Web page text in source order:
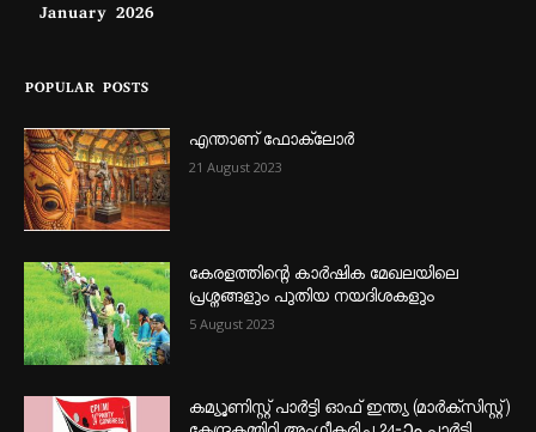
January 2026
POPULAR POSTS
എന്താണ്‌ ഫോക്‌ലോർ
21 August 2023
കേരളത്തിന്റെ കാർഷിക മേഖലയിലെ
പ്രശ്നങ്ങളും പുതിയ നയദിശകളും
5 August 2023
കമ്യൂണിസ്റ്റ് പാർട്ടി ഓഫ് ഇന്ത്യ (മാർക്സിസ്റ്റ്)